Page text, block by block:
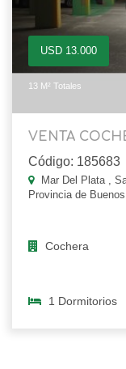
USD 13.000
13 M² Totales
VENTA
Código: 185683
Mar Del Plata ,
Provincia de
Cochera
1 Dormitorios